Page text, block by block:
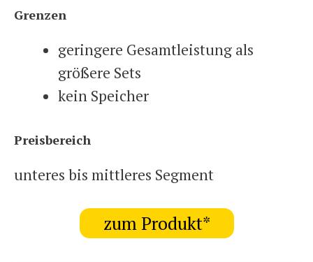
Grenzen
geringere Gesamtleistung als
größere Sets
kein Speicher
Preisbereich
unteres bis mittleres Segment
zum Produkt*